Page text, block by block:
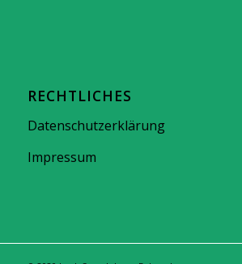
RECHTLICHES
Datenschutzerklärung
Impressum